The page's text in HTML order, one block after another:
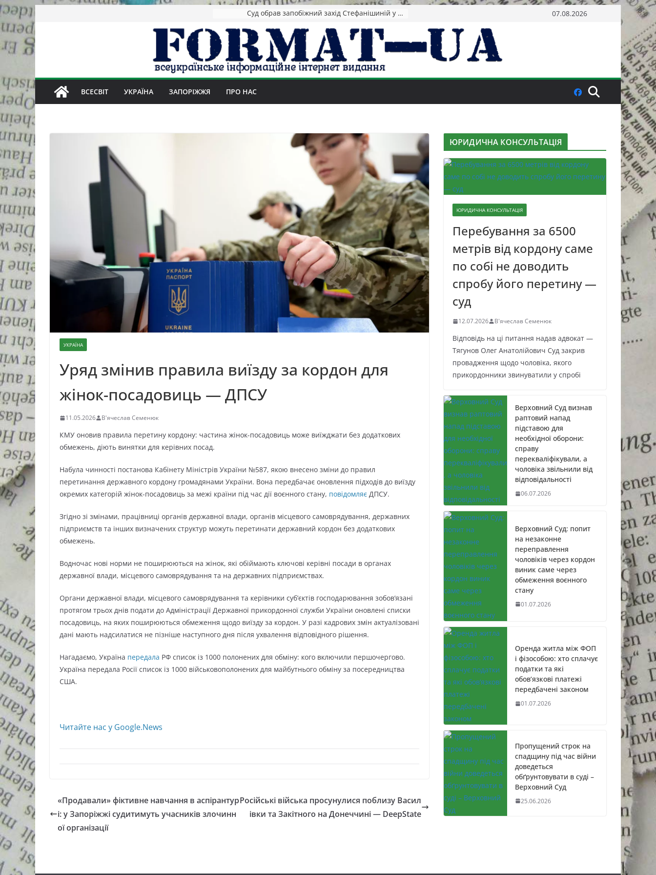
Skip
to
content
Зеленський повідомив про ураження нафтозаводів РФ за понад 1300 км від фронту 07.08.2026
ВСЕСВІТ УКРАЇНА ЗАПОРІЖЖЯ ПРО НАС
УКРАЇНА
Уряд змінив правила виїзду за кордон для
жінок-посадовиць — ДПСУ
11.05.2026 В'ячеслав Семенюк
КМУ оновив правила перетину кордону: частина жінок-посадовиць може виїжджати без додаткових
обмежень, діють винятки для керівних посад.
Набула чинності постанова Кабінету Міністрів України №587, якою внесено зміни до правил
перетинання державного кордону громадянами України. Вона передбачає оновлення підходів до виїзду
окремих категорій жінок-посадовиць за межі країни під час дії воєнного стану, повідомляє ДПСУ.
Згідно зі змінами, працівниці органів державної влади, органів місцевого самоврядування, державних
підприємств та інших визначених структур можуть перетинати державний кордон без додаткових
обмежень.
Водночас нові норми не поширюються на жінок, які обіймають ключові керівні посади в органах
державної влади, місцевого самоврядування та на державних підприємствах.
Органи державної влади, місцевого самоврядування та керівники суб’єктів господарювання зобов’язані
протягом трьох днів подати до Адміністрації Державної прикордонної служби України оновлені списки
посадовиць, на яких поширюються обмеження щодо виїзду за кордон. У разі кадрових змін актуалізовані
дані мають надсилатися не пізніше наступного дня після ухвалення відповідного рішення.
Нагадаємо, Україна передала РФ список із 1000 полонених для обміну: кого включили першочергово.
Україна передала Росії список із 1000 військовополонених для майбутнього обміну за посередництва
США.
Читайте нас у Google.News
«Продавали» фіктивне навчання в аспірантур
і: у Запоріжжі судитимуть учасників злочинн
ої організації
Російські війська просунулися поблизу Васил
івки та Закітного на Донеччині — DeepState
ЮРИДИЧНА КОНСУЛЬТАЦІЯ
ЮРИДИЧНА КОНСУЛЬТАЦІЯ
Перебування за 6500
метрів від кордону саме
по собі не доводить
спробу його перетину —
суд
12.07.2026 В'ячеслав Семенюк
Відповідь на ці питання надав адвокат —
Тягунов Олег Анатолійович Суд закрив
провадження щодо чоловіка, якого
прикордонники звинуватили у спробі
Верховний Суд визнав
раптовий напад
підставою для
необхідної оборони:
справу
перекваліфікували, а
чоловіка звільнили від
відповідальності
06.07.2026
Верховний Суд: попит
на незаконне
переправлення
чоловіків через кордон
виник саме через
обмеження воєнного
стану
01.07.2026
Оренда житла між ФОП
і фізособою: хто сплачує
податки та які
обов’язкові платежі
передбачені законом
01.07.2026
Пропущений строк на
спадщину під час війни
доведеться
обґрунтовувати в суді –
Верховний Суд
25.06.2026